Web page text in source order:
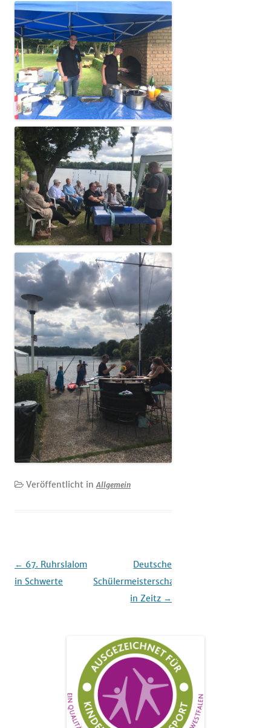
Veröffentlicht inAllgemein
Beitrags-
Navigation
← 67. Ruhrslalom
in Schwerte
Deutsche
Schülermeisterschaft
in Zeitz →